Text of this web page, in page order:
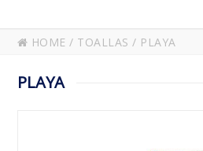
HOME / TOALLAS / PLAYA
PLAYA